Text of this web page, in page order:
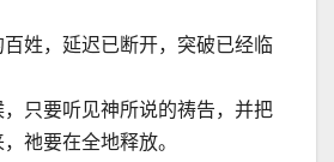
姓，延迟已断开，突破已经临
只要听见神所说的祷告，并把
祂要在全地释放。